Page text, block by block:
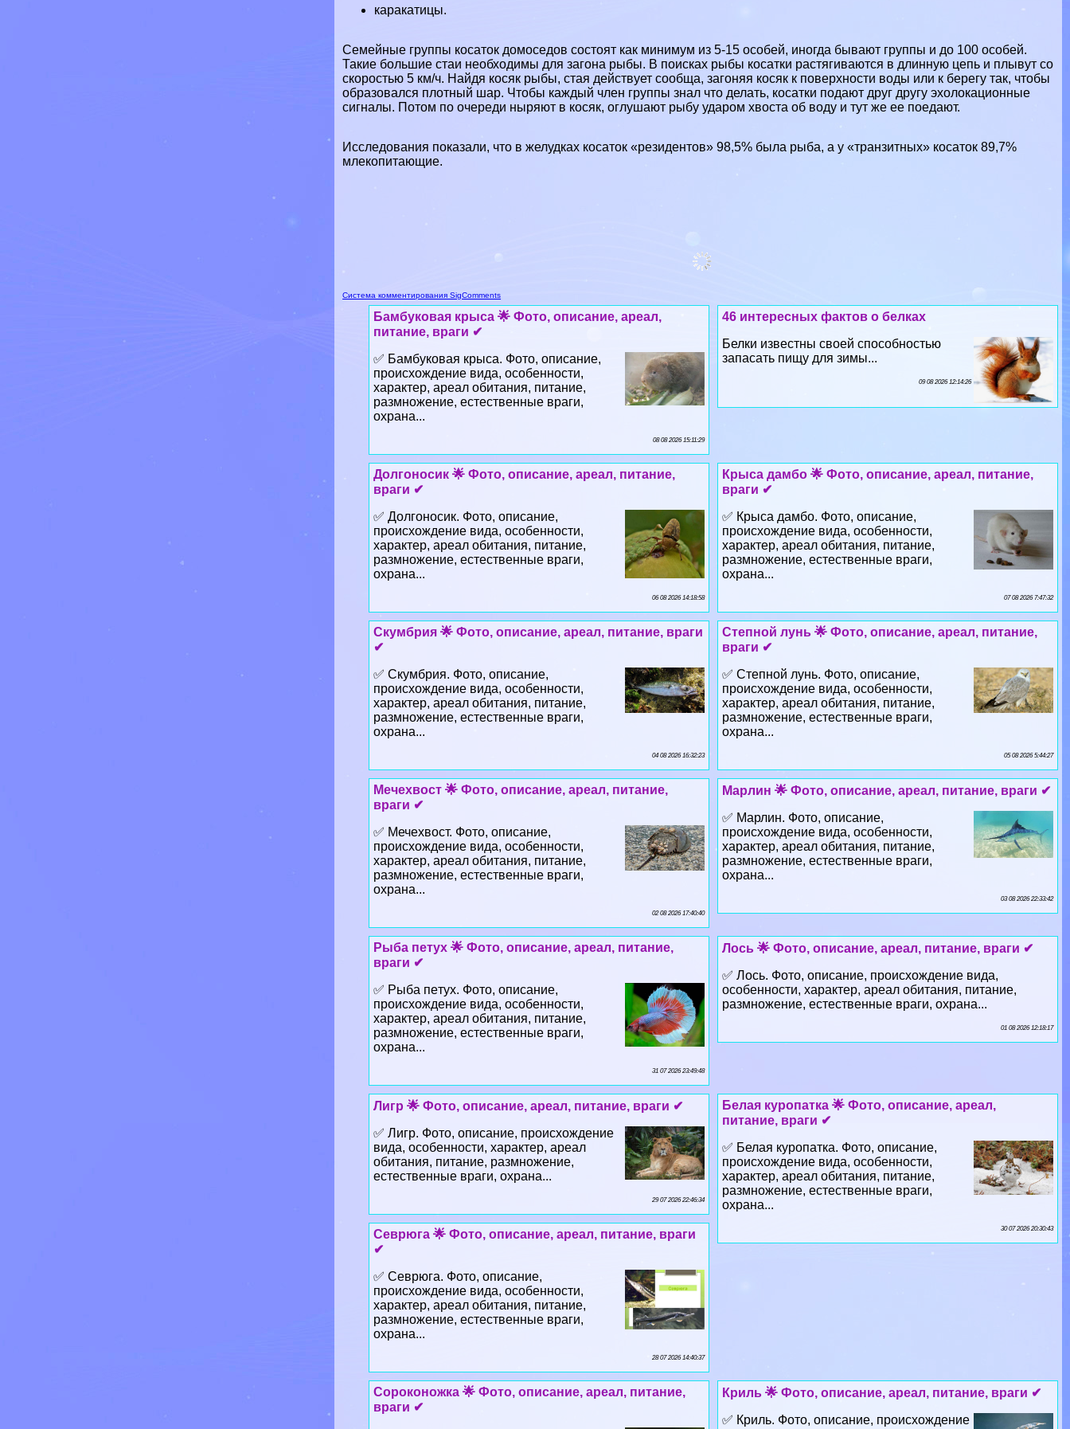
каpaкатицы.
Семейные группы косаток домоседов состоят как минимум из 5-15 особей, иногда бывают группы и до 100 особей.
Такие большие стаи необходимы для загона рыбы. В поисках рыбы косатки растягиваются в длинную цепь и плывут со
скоростью 5 км/ч. Найдя косяк рыбы, стая действует сообща, загоняя косяк к поверхности воды или к берегу так, чтобы
образовался плотный шар. Чтобы каждый члeн группы знал что делать, косатки подают друг другу эхолокационные
сигналы. Потом по очереди ныряют в косяк, оглушают рыбу ударом хвоста об воду и тут же ее поедают.
Исследования показали, что в желудках косаток «резидентов» 98,5% была рыба, а у «транзитных» косаток 89,7%
млекопитающие.
запасать пищу для зимы...
✅ Бамбуковая крыса. Фото, описание,
происхождение вида, особенности,
хаpaктер, ареал обитания, питание,
размножение, естественные враги,
охрана...
08 08 2026 15:11:29
✅ Крыса дамбо. Фото, описание,
происхождение вида, особенности,
хаpaктер, ареал обитания, питание,
размножение, естественные враги,
охрана...
07 08 2026 7:47:32
Долгоносик 🌟 Фото, описание, ареал, питание,
✅ Долгоносик. Фото, описание,
происхождение вида, особенности,
хаpaктер, ареал обитания, питание,
размножение, естественные враги,
охрана...
06 08 2026 14:18:58
Степной лунь 🌟 Фото, описание, ареал, питание,
✅ Степной лунь. Фото, описание,
происхождение вида, особенности,
хаpaктер, ареал обитания, питание,
размножение, естественные враги,
охрана...
05 08 2026 5:44:27
Скумбрия 🌟 Фото, описание, ареал, питание, враги
✅ Скумбрия. Фото, описание,
происхождение вида, особенности,
хаpaктер, ареал обитания, питание,
размножение, естественные враги,
охрана...
04 08 2026 16:32:23
Марлин 🌟 Фото, описание, ареал, питание, враги ✔
✅ Марлин. Фото, описание,
происхождение вида, особенности,
хаpaктер, ареал обитания, питание,
размножение, естественные враги,
охрана...
03 08 2026 22:33:42
Мечехвост 🌟 Фото, описание, ареал, питание,
✅ Мечехвост. Фото, описание,
происхождение вида, особенности,
хаpaктер, ареал обитания, питание,
размножение, естественные враги,
охрана...
02 08 2026 17:40:40
Лось 🌟 Фото, описание, ареал, питание, враги ✔
особенности, хаpaктер, ареал обитания, питание,
размножение, естественные враги, охрана...
Рыба пeтyx 🌟 Фото, описание, ареал, питание,
✅ Рыба пeтyx. Фото, описание,
происхождение вида, особенности,
хаpaктер, ареал обитания, питание,
размножение, естественные враги,
охрана...
31 07 2026 23:49:48
✅ Белая куропатка. Фото, описание,
происхождение вида, особенности,
хаpaктер, ареал обитания, питание,
размножение, естественные враги,
охрана...
30 07 2026 20:30:43
Лигр 🌟 Фото, описание, ареал, питание, враги ✔
✅ Лигр. Фото, описание, происхождение
вида, особенности, хаpaктер, ареал
обитания, питание, размножение,
естественные враги, охрана...
29 07 2026 22:46:34
Севрюга 🌟 Фото, описание, ареал, питание, враги
✅ Севрюга. Фото, описание,
происхождение вида, особенности,
хаpaктер, ареал обитания, питание,
размножение, естественные враги,
охрана...
28 07 2026 14:40:37
вида, особенности, хаpaктер, ареал
обитания, питание, размножение,
естественные враги, охрана...
Сороконожка 🌟 Фото, описание, ареал, питание,
✅ Сороконожка. Фото, описание,
происхождение вида, особенности,
хаpaктер, ареал обитания, питание,